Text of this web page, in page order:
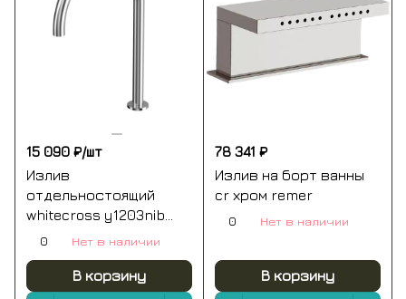
15 090 ₽/шт
Излив
отдельностоящий
whitecross y1203nib
(брашированный
0 Нет в наличии
В корзину
78 341 ₽
Излив на борт ванны
cr хром remer
0 Нет в наличии
В корзину